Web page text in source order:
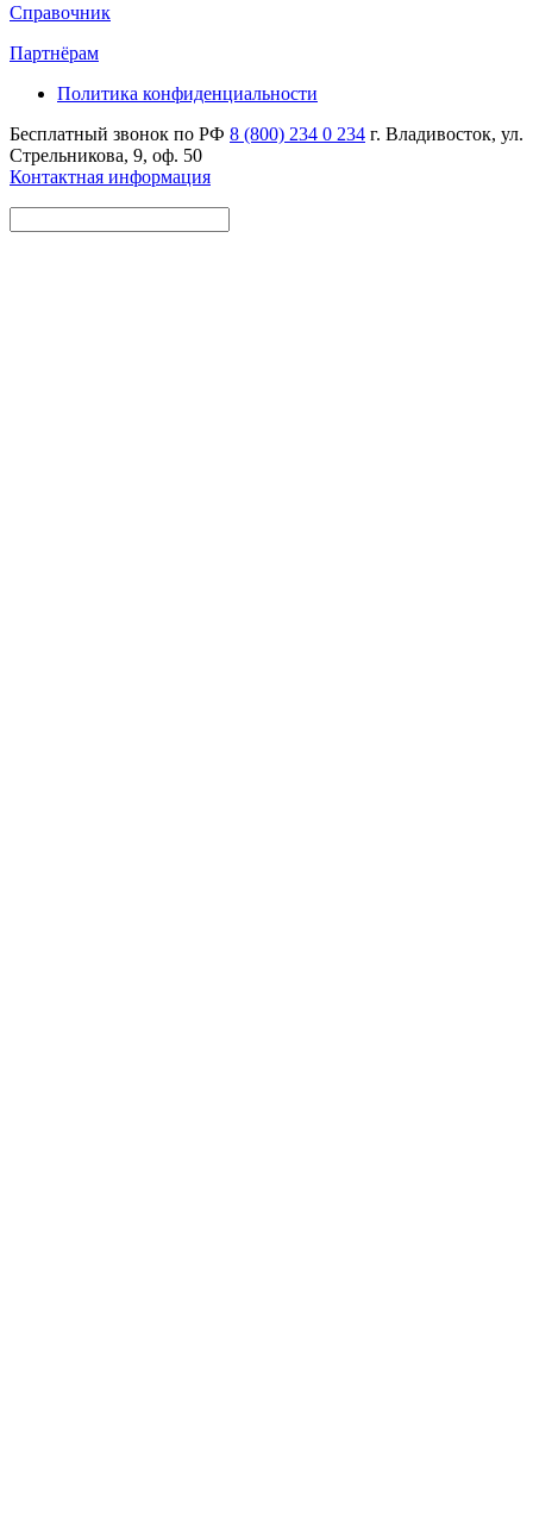
Справочник
Партнёрам
Политика конфиденциальности
Бесплатный звонок по РФ 8 (800) 234 0 234 г. Владивосток, ул.
Стрельникова, 9, оф. 50
Контактная информация